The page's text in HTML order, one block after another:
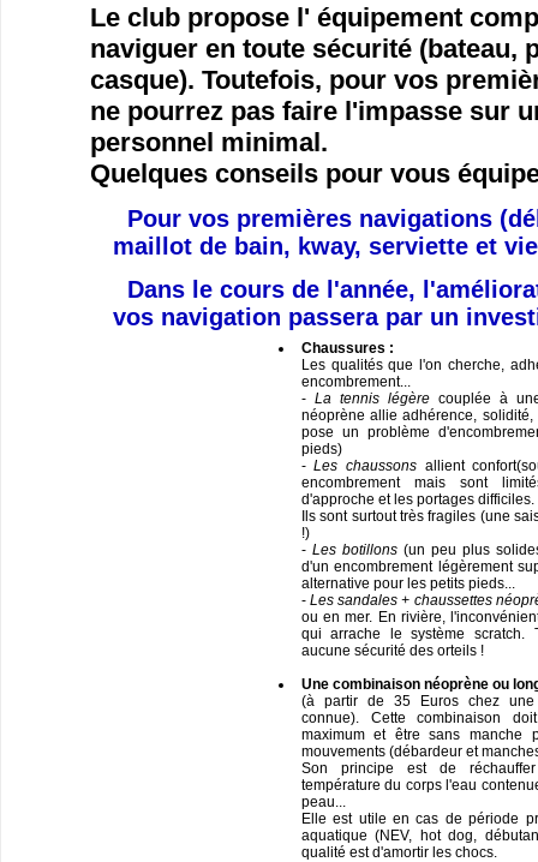
Le club propose l' équipement
naviguer en toute sécurité (bateau,
casque). Toutefois, pour vos
ne pourrez pas faire l'impasse sur
personnel minimal.
Quelques conseils pour vous
Pour vos premières navigations
maillot de bain, kway, serviette et
Dans le cours de l'année,
vos navigation passera par un
Chaussures :
Les qualités que l'on cherche,
encombrement...
- La tennis légère couplée à
néoprène allie adhérence, solidité,
pose un problème
pieds)
-Les chaussons allient
encombrement mais sont
d'approche et les portages difficiles.
Ils sont surtout très fragiles (une
!)
- Les botillons(un peu plus
d'un encombrement légèrement
alternative pour les petits pieds...
- Les sandales + chaussettes
ou en mer. En rivière,
qui arrache le système scratch.
aucune sécurité des orteils !
Une combinaison néoprène ou
(à partir de 35 Euros chez
connue). Cette combinaison
maximum et être sans manche
mouvements (débardeur et
Son principe est de
température du corps l'eau
peau...
Elle est utile en cas de période
aquatique (NEV, hot dog,
qualité est d'amortir les chocs.